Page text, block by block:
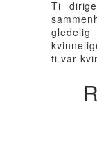
Ti
ti var